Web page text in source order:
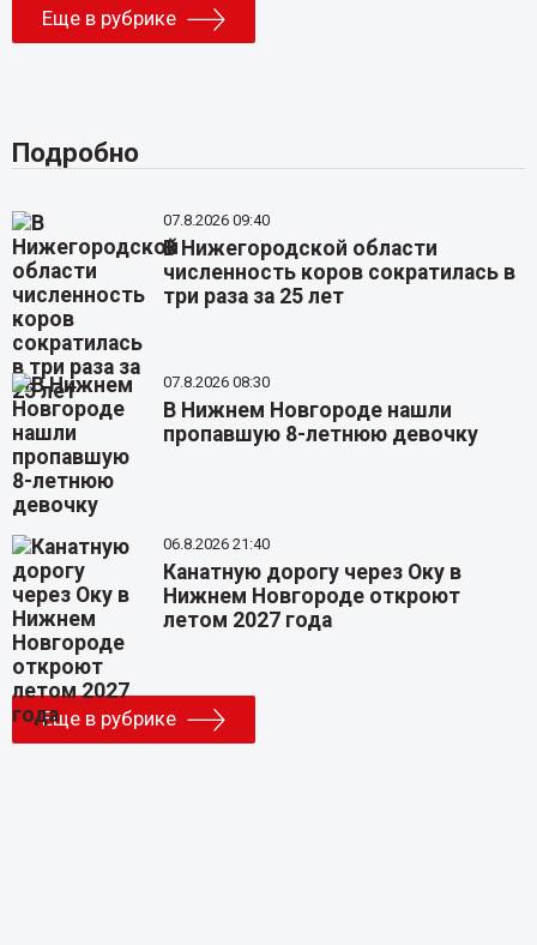
Еще в рубрике
Подробно
07.8.2026 09:40
В Нижегородской области
численность коров сократилась в
три раза за 25 лет
07.8.2026 08:30
В Нижнем Новгороде нашли
пропавшую 8-летнюю девочку
06.8.2026 21:40
Канатную дорогу через Оку в
Нижнем Новгороде откроют
летом 2027 года
Еще в рубрике